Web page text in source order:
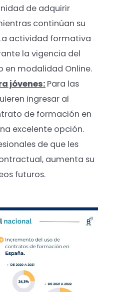
de adquirir
continúan su
actividad formativa
la vigencia del
en modalidad Online.
jóvenes: Para las
ingresar al
de formación en
excelente opción.
de que les
aumenta su
futuros.